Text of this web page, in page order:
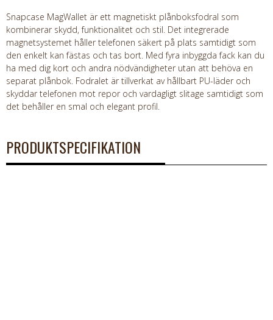
Snapcase MagWallet är ett magnetiskt plånboksfodral som
kombinerar skydd, funktionalitet och stil. Det integrerade
magnetsystemet håller telefonen säkert på plats samtidigt som
den enkelt kan fästas och tas bort. Med fyra inbyggda fack kan du
ha med dig kort och andra nödvändigheter utan att behöva en
separat plånbok. Fodralet är tillverkat av hållbart PU-läder och
skyddar telefonen mot repor och vardagligt slitage samtidigt som
det behåller en smal och elegant profil.
PRODUKTSPECIFIKATION